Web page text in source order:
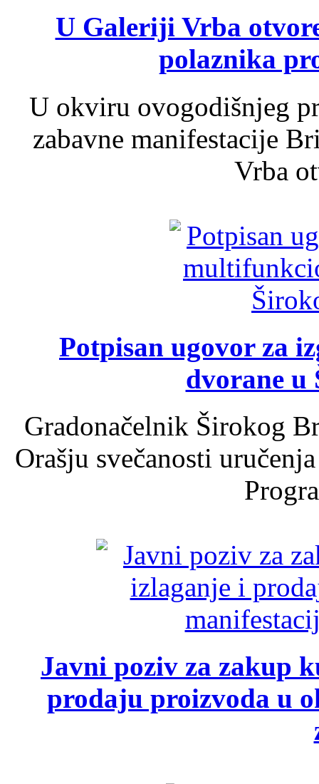
U Galeriji Vrba
polaznika
U okviru ovogodišnjeg
zabavne manifestacije
Vrba
Potpisan ugovor za
dvorane u
Gradonačelnik Širokog
Orašju svečanosti
Javni poziv za zakup
prodaju proizvoda u